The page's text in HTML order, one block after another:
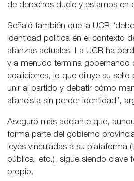
de derechos duele y estamos en
Señaló también que la UCR
identidad política en el contexto
alianzas actuales. La UCR ha
y a menudo termina gobernando
coaliciones, lo que diluye su
unir al partido y debatir cómo
aliancista sin perder identidad”,
Aseguró más adelante que,
forma parte del gobierno
leyes vinculadas a su plataforma
pública, etc.), sigue siendo clave
propio.